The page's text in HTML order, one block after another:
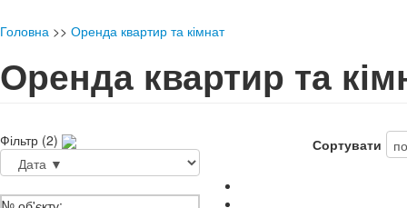
Головна >> Оренда квартир та кімнат
Оренда квартир та
Фільтр (2) Сортувати